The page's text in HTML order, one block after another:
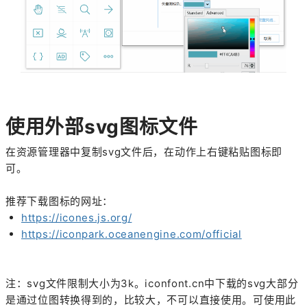
使用外部svg图标文件
在资源管理器中复制svg文件后，在动作上右键粘贴图标即
可。
推荐下载图标的网址：
https://icones.js.org/
https://iconpark.oceanengine.com/official
注：svg文件限制大小为3k。iconfont.cn中下载的svg大部分
是通过位图转换得到的，比较大，不可以直接使用。可使用此